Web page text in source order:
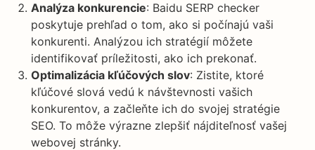
Analýza konkurencie: Baidu SERP checker
poskytuje prehľad o tom, ako si počínajú vaši
konkurenti. Analýzou ich stratégií môžete
identifikovať príležitosti, ako ich prekonať.
Optimalizácia kľúčových slov: Zistite, ktoré
kľúčové slová vedú k návštevnosti vašich
konkurentov, a začleňte ich do svojej stratégie
SEO. To môže výrazne zlepšiť nájditeľnosť vašej
webovej stránky.